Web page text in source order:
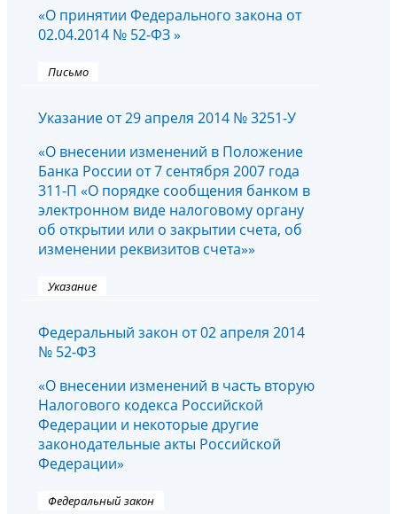
«О принятии Федерального закона от
02.04.2014 № 52-ФЗ »
Письмо
Указание от 29 апреля 2014 № 3251-У
«О внесении изменений в Положение
Банка России от 7 сентября 2007 года
311-П «О порядке сообщения банком в
электронном виде налоговому органу
об открытии или о закрытии счета, об
изменении реквизитов счета»»
Указание
Федеральный закон от 02 апреля 2014
№ 52-ФЗ
«О внесении изменений в часть вторую
Налогового кодекса Российской
Федерации и некоторые другие
законодательные акты Российской
Федерации»
Федеральный закон